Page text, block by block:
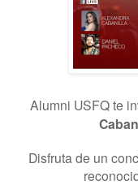
Alumni USFQ te
Disfruta de un